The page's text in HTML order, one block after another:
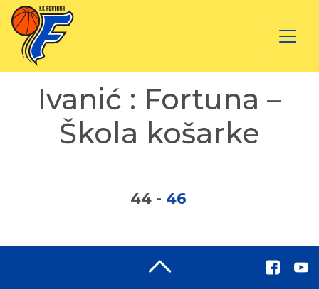
Ivanić : Fortuna –
Škola košarke
44 - 46